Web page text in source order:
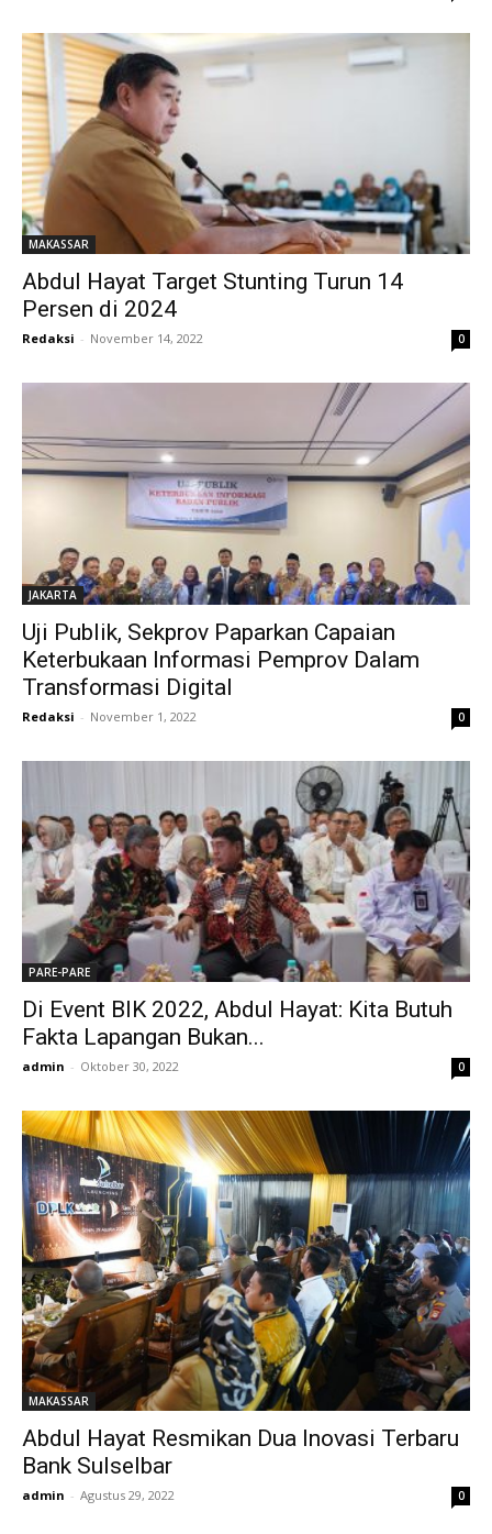
MAKASSAR
Abdul Hayat Target Stunting Turun 14
Persen di 2024
Redaksi - November 14, 2022 0
JAKARTA
Uji Publik, Sekprov Paparkan Capaian
Keterbukaan Informasi Pemprov Dalam
Transformasi Digital
Redaksi - November 1, 2022 0
PARE-PARE
Di Event BIK 2022, Abdul Hayat: Kita Butuh
Fakta Lapangan Bukan...
admin - Oktober 30, 2022 0
MAKASSAR
Abdul Hayat Resmikan Dua Inovasi Terbaru
Bank Sulselbar
admin - Agustus 29, 2022 0